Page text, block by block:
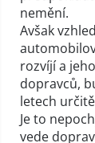
nemění.
Avšak
rozvíjí a
dopravců,
letech
Je to
vede